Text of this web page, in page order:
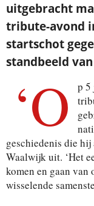
uitgebracht
tribute-avond
startschot
standbeeld
‘O
p 5
geschiedenis die
Waalwijk uit. ‘Het
komen en gaan
wisselende